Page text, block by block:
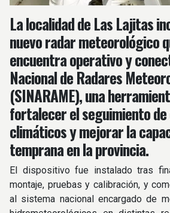
La localidad de Las Lajitas
nuevo radar meteorológico
encuentra operativo y
Nacional de Radares
(SINARAME), una
fortalecer el seguimiento
climáticos y mejorar la
temprana en la provincia.
El dispositivo fue instalado tras
montaje, pruebas y calibración, y
al sistema nacional encargado de